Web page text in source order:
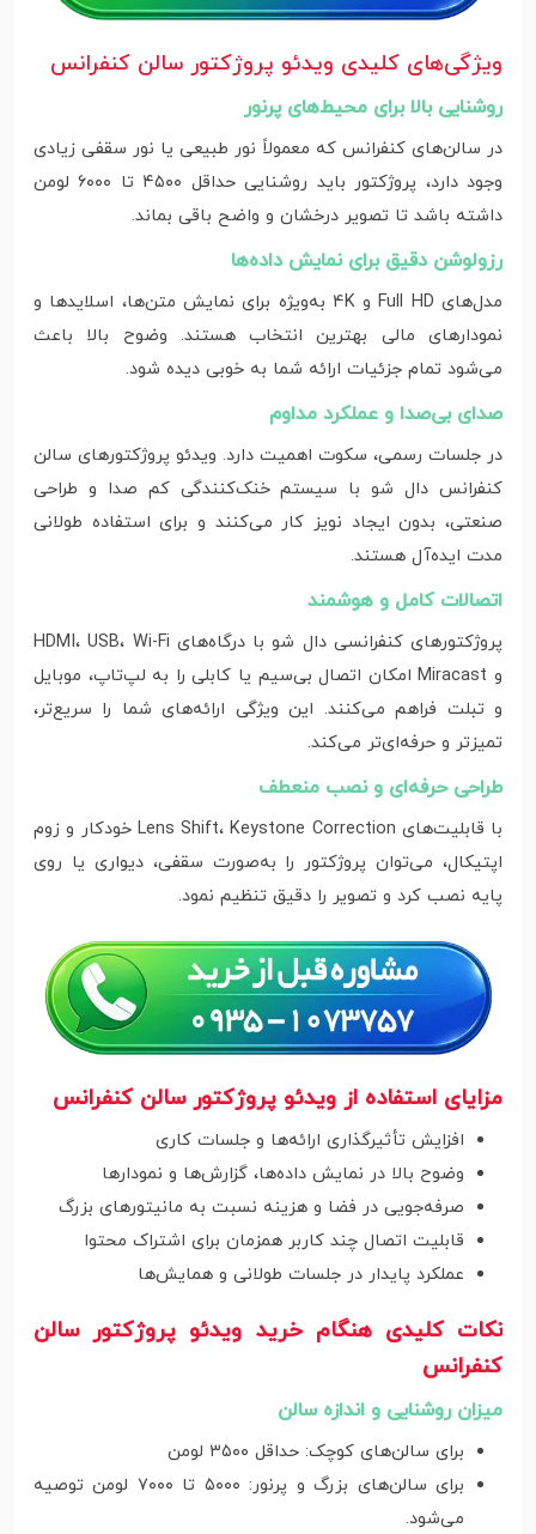
ویژگی‌های کلیدی ویدئو پروژکتور سالن کنفرانس
روشنایی بالا برای محیط‌های پرنور
در سالن‌های کنفرانس که معمولاً نور طبیعی یا نور سقفی زیادی
وجود دارد، پروژکتور باید روشنایی حداقل ۴۵۰۰ تا ۶۰۰۰ لومن
داشته باشد تا تصویر درخشان و واضح باقی بماند.
رزولوشن دقیق برای نمایش داده‌ها
مدل‌های Full HD و 4K به‌ویژه برای نمایش متن‌ها، اسلایدها و
نمودارهای مالی بهترین انتخاب هستند. وضوح بالا باعث
می‌شود تمام جزئیات ارائه شما به‌ خوبی دیده شود.
صدای بی‌صدا و عملکرد مداوم
در جلسات رسمی، سکوت اهمیت دارد. ویدئو پروژکتورهای سالن
کنفرانس دال شو با سیستم خنک‌کنندگی کم‌ صدا و طراحی
صنعتی، بدون ایجاد نویز کار می‌کنند و برای استفاده طولانی‌
مدت ایده‌آل هستند.
اتصالات کامل و هوشمند
پروژکتورهای کنفرانسی دال شو با درگاه‌های HDMI، USB، Wi-Fi
و Miracast امکان اتصال بی‌سیم یا کابلی را به لپ‌تاپ، موبایل
و تبلت فراهم می‌کنند. این ویژگی ارائه‌های شما را سریع‌تر،
تمیزتر و حرفه‌ای‌تر می‌کند.
طراحی حرفه‌ای و نصب منعطف
با قابلیت‌های Lens Shift، Keystone Correction خودکار و زوم
اپتیکال، می‌توان پروژکتور را به‌صورت سقفی، دیواری یا روی
پایه نصب کرد و تصویر را دقیق تنظیم نمود.
مزایای استفاده از ویدئو پروژکتور سالن کنفرانس
افزایش تأثیرگذاری ارائه‌ها و جلسات کاری
وضوح بالا در نمایش داده‌ها، گزارش‌ها و نمودارها
صرفه‌جویی در فضا و هزینه نسبت به مانیتورهای بزرگ
قابلیت اتصال چند کاربر همزمان برای اشتراک محتوا
عملکرد پایدار در جلسات طولانی و همایش‌ها
نکات کلیدی هنگام خرید ویدئو پروژکتور سالن
کنفرانس
میزان روشنایی و اندازه سالن
برای سالن‌های کوچک: حداقل ۳۵۰۰ لومن
برای سالن‌های بزرگ و پرنور: ۵۰۰۰ تا ۷۰۰۰ لومن توصیه
می‌شود.